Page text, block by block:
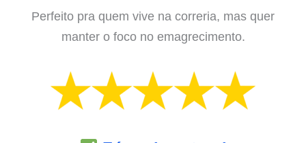
Perfeito pra quem vive na correria, mas quer
manter o foco no emagrecimento.